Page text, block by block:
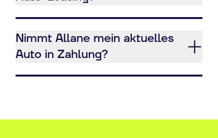
Nimmt Allane mein aktuelles
Auto in Zahlung?